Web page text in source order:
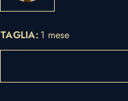
TAGLIA: 1 mese